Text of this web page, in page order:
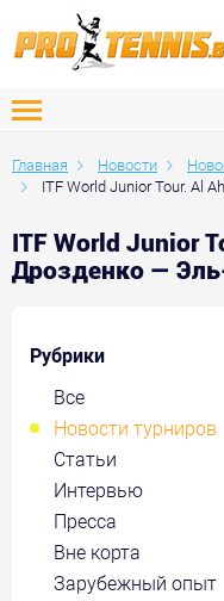
Главная Новости
ITF World Junior Tour. Al
ITF World Junior
Дрозденко —
Рубрики
Все
Новости турниров
Статьи
Интервью
Пресса
Вне корта
Зарубежный опыт